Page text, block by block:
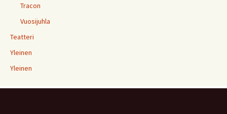
Tracon
Vuosijuhla
Teatteri
Yleinen
Yleinen